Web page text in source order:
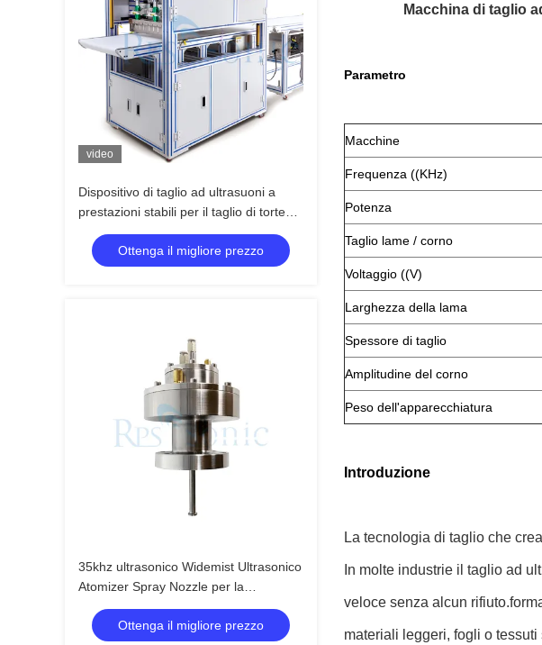
video
Dispositivo di taglio ad ultrasuoni a
prestazioni stabili per il taglio di torte
con lama larga e facile utilizzo per
panetteria e ristorazione
Ottenga il migliore prezzo
35khz ultrasonico Widemist Ultrasonico
Atomizer Spray Nozzle per la
produzione di celle a combustibile
Ottenga il migliore prezzo
Macchina di taglio
Parametro
Macchine
Frequenza ((KHz)
Potenza
Taglio lame / corno
Voltaggio ((V)
Larghezza della lama
Spessore di taglio
Amplitudine del corno
Peso dell'apparecchiatura
Introduzione
La tecnologia di taglio che
In molte industrie il taglio ad
veloce senza alcun
materiali leggeri, fogli o